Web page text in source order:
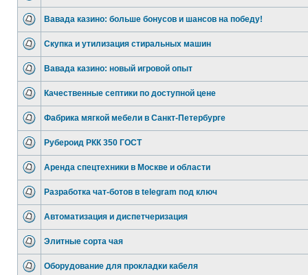
Вавада казино: больше бонусов и шансов на победу!
Скупка и утилизация стиральных машин
Вавада казино: новый игровой опыт
Качественные септики по доступной цене
Фабрика мягкой мебели в Санкт-Петербурге
Рубероид РКК 350 ГОСТ
Аренда спецтехники в Москве и области
Разработка чат-ботов в telegram под ключ
Автоматизация и диспетчеризация
Элитные сорта чая
Оборудование для прокладки кабеля